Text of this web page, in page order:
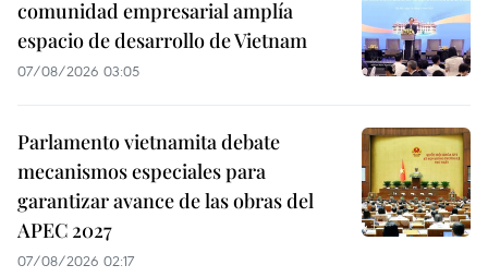
comunidad empresarial amplía
espacio de desarrollo de Vietnam
07/08/2026 03:05
Parlamento vietnamita debate
mecanismos especiales para
garantizar avance de las obras del
APEC 2027
07/08/2026 02:17